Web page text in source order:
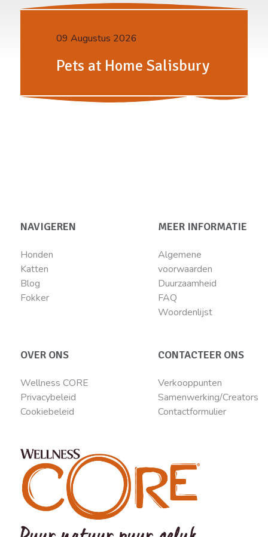
09 Augustus 2026
Pets at Home Salisbury
NAVIGEREN
Honden
Katten
Blog
Fokker
MEER INFORMATIE
Algemene
voorwaarden
Duurzaamheid
FAQ
Woordenlijst
OVER ONS
Wellness CORE
Privacybeleid
Cookiebeleid
CONTACTEER ONS
Verkooppunten
Samenwerking/Creators
Contactformulier